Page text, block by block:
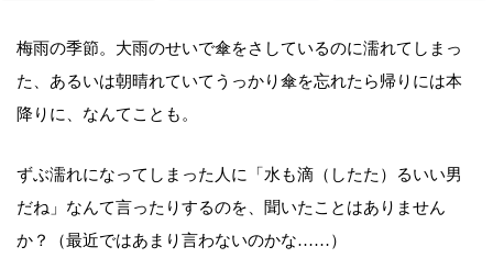
梅雨の季節。大雨のせいで傘をさしているのに濡れてしまっ
た、あるいは朝晴れていてうっかり傘を忘れたら帰りには本
降りに、なんてことも。
ずぶ濡れになってしまった人に「水も滴（したた）るいい男
だね」なんて言ったりするのを、聞いたことはありません
か？（最近ではあまり言わないのかな……）